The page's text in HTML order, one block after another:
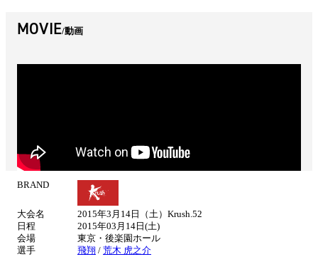
MOVIE 動画
BRAND
大会名
2015年3月14日（土）Krush.52
日程
2015年03月14日(土)
会場
東京・後楽園ホール
選手
飛翔 / 荒木 虎之介